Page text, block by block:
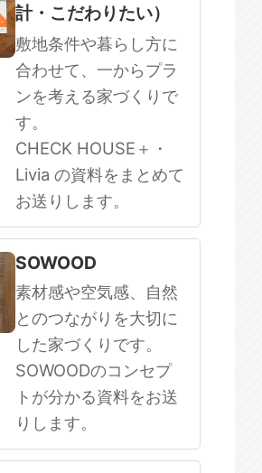
計・こだわりたい）
敷地条件や暮らし方に
合わせて、一からプラ
ンを考える家づくりで
す。
CHECK HOUSE＋・
Livia の資料をまとめて
お送りします。
SOWOOD
素材感や空気感、自然
とのつながりを大切に
した家づくりです。
SOWOODのコンセプ
トが分かる資料をお送
りします。